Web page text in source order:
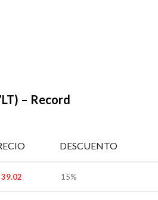
– Record
DESCUENTO
39.02 15%